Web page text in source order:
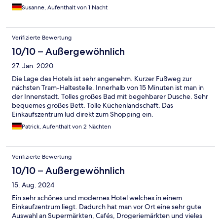
Susanne, Aufenthalt von 1 Nacht
Verifizierte Bewertung
10/10 – Außergewöhnlich
27. Jan. 2020
Die Lage des Hotels ist sehr angenehm. Kurzer Fußweg zur
nächsten Tram-Haltestelle. Innerhalb von 15 Minuten ist man in
der Innenstadt. Tolles großes Bad mit begehbarer Dusche. Sehr
bequemes großes Bett. Tolle Küchenlandschaft. Das
Einkaufszentrum lud direkt zum Shopping ein.
Patrick, Aufenthalt von 2 Nächten
Verifizierte Bewertung
10/10 – Außergewöhnlich
15. Aug. 2024
Ein sehr schönes und modernes Hotel welches in einem
Einkaufzentrum liegt. Dadurch hat man vor Ort eine sehr gute
Auswahl an Supermärkten, Cafés, Drogeriemärkten und vieles